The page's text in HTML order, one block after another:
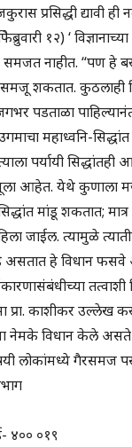
प्रसिद्धी द्यावी ही
१२) ‘
समजत नाहीत. “पण हे
शकतात. कुठलाही
पडताळा
महाध्वनि-सिद्धांत
पर्यायी
आहेत. येथे कुणाला
मांडू शकतात; मात्र
जाईल. त्यामुळे
असतात हे विधान
काशीकर उल्लेख
नेमके विधान केले
लोकांमध्ये गैरसमज
४०० ०१९